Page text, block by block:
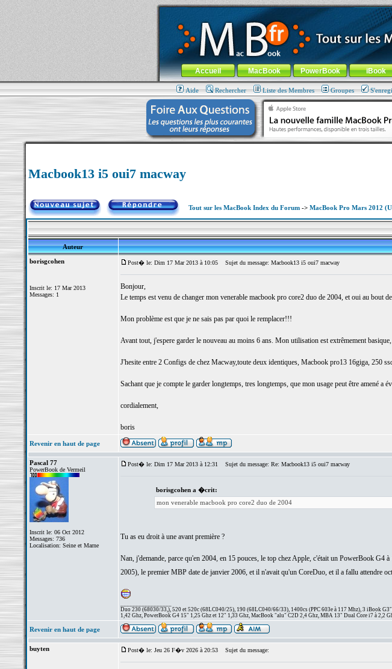
MacBook-fr.com : 100% Apple... 100% nomade !
Aller au contenu-Aller au menu général-Aller au menu de la
Menu général
Accueil MacBook PowerBook iBook
Aide Rechercher Liste des Membres Groupes
Macbook13 i5 oui7 macway
Tout sur les MacBook Index du Forum-> MacBook Pro Mars 2012
Auteur
borisgcohen
Inscrit le: 17 Mar 2013
Messages: 1
Post� le: Dim 17 Mar 2013 à 10:05 Sujet du message: Macbook13 i5 oui7 macway
Bonjour,
Le temps est venu de changer mon venerable macbook pro core2 duo de 2004, et oui au bout
Mon problème est que je ne sais pas par quoi le remplacer!!!
Avant tout, j'espere garder le nouveau au moins 6 ans. Mon utilisation est extrêmement
J'hesite entre 2 Configs de chez Macway,toute deux identiques, Macbook pro13 16giga, 250
Sachant que je compte le garder longtemps, tres longtemps, que mon usage peut être amené a
cordialement,
boris
Revenir en haut de page
Pascal 77
PowerBook de Vermeil
Inscrit le: 06 Oct 2012
Messages: 736
Localisation: Seine et Marne
Post� le: Dim 17 Mar 2013 à 12:31 Sujet du message: Re: Macbook13 i5 oui7 macway
borisgcohen a �crit:
mon venerable macbook pro core2 duo de 2004
Tu as eu droit à une avant première ?
Nan, j'demande, parce qu'en 2004, en 15 pouces, le top chez Apple, c'était un PowerBook G4
2005), le premier MBP date de janvier 2006, et il n'avait qu'un CoreDuo, et il a fallu attendre
Duo 230 (68030/33,), 520 et 520c (68LC040/25), 190 (68LC040/66/33), 1400cs (PPC 603e à 117 Mhz), 3 iBook
1,42 Ghz, PowerBook G4 15" 1,25 Ghz et 12" 1,33 Ghz, MacBook "alu" C2D 2,4 Ghz, MBA 13" Dual Core i7 à 2,2
Revenir en haut de page
buyten Post� le: Jeu 26 F�v 2026 à 20:53 Sujet du message: